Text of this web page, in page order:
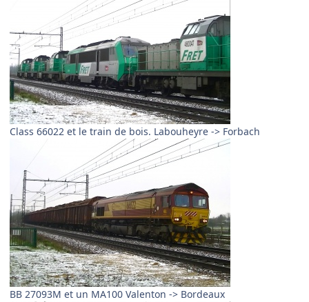
Class 66022 et le train de bois. Labouheyre -> Forbach
BB 27093M et un MA100 Valenton -> Bordeaux